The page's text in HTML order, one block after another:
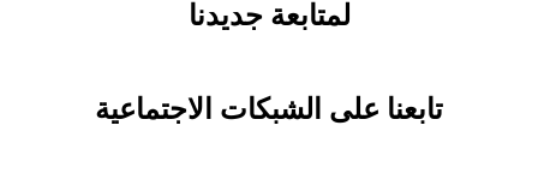
لمتابعة جديدنا
تابعنا على الشبكات الاجتماعية